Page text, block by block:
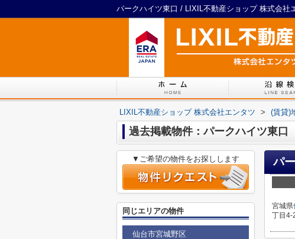
パークハイツ東口 / LIXIL不動産ショップ 株式会社
LIXIL不動産ショップ 株式会社エンタツ > (賃貸)
過去掲載物件：パークハイツ東口
パ
宮城県
丁目4-
▼ご希望の物件をお探しします
同じエリアの物件
仙台市宮城野区